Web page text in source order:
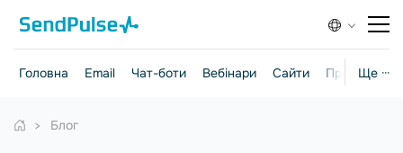
Ще ···
Головна Email Чат-боти Вебінари Сайти Практичні
Блог